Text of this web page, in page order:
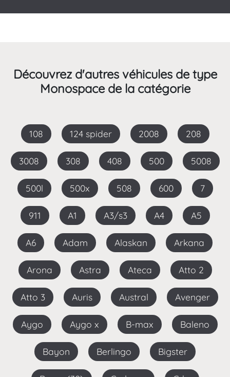
Découvrez d'autres véhicules de type
Monospace de la catégorie
108 124 spider 2008 208
3008 308 408 500 5008
500l 500x 508 600 7
911 A1 A3/s3 A4 A5
A6 Adam Alaskan Arkana
Arona Astra Ateca Atto 2
Atto 3 Auris Austral Avenger
Aygo Aygo x B-max Baleno
Bayon Berlingo Bigster